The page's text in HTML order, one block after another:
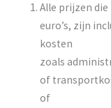
Alle prijzen
euro’s, zijn
kosten
zoals
of
of